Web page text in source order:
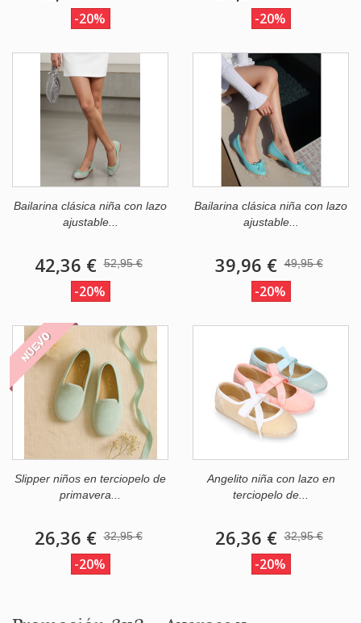
-20% -20%
Bailarina clásica niña con lazo
ajustable...
42,36 € 52,95 €
-20%
Bailarina clásica niña con lazo
ajustable...
39,96 € 49,95 €
-20%
NUEVO
Slipper niños en terciopelo de
primavera...
26,36 € 32,95 €
-20%
Angelito niña con lazo en
terciopelo de...
26,36 € 32,95 €
-20%